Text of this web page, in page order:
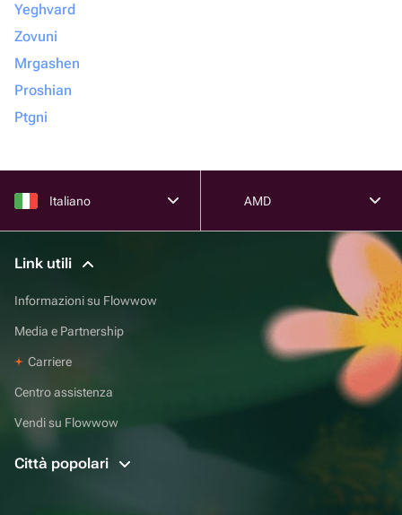
Yeghvard
Zovuni
Mrgashen
Proshian
Ptgni
Italiano AMD
Link utili
Informazioni su Flowwow
Media e Partnership
Carriere
Centro assistenza
Vendi su Flowwow
Città popolari